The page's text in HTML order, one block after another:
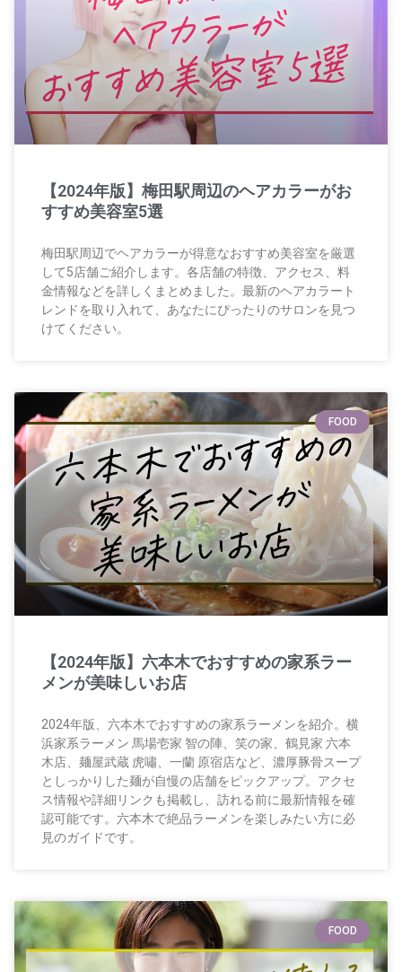
【2024年版】梅田駅周辺のヘアカラーがお
すすめ美容室5選
梅田駅周辺でヘアカラーが得意なおすすめ美容室を厳選
して5店舗ご紹介します。各店舗の特徴、アクセス、料
金情報などを詳しくまとめました。最新のヘアカラート
レンドを取り入れて、あなたにぴったりのサロンを見つ
けてください。
FOOD
【2024年版】六本木でおすすめの家系ラー
メンが美味しいお店
2024年版、六本木でおすすめの家系ラーメンを紹介。横
浜家系ラーメン 馬場壱家 智の陣、笑の家、鶴見家 六本
木店、麺屋武蔵 虎嘯、一蘭 原宿店など、濃厚豚骨スープ
としっかりした麺が自慢の店舗をピックアップ。アクセ
ス情報や詳細リンクも掲載し、訪れる前に最新情報を確
認可能です。六本木で絶品ラーメンを楽しみたい方に必
見のガイドです。
FOOD